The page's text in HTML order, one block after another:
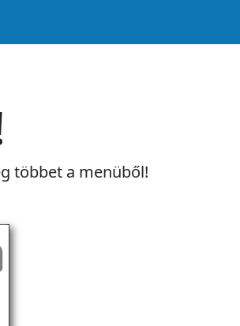
többet a menüből!